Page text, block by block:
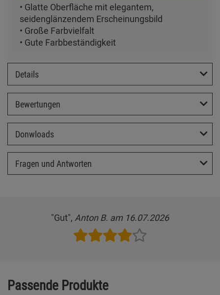
• Glatte Oberfläche mit elegantem,
seidenglänzendem Erscheinungsbild
• Große Farbvielfalt
• Gute Farbbeständigkeit
Details
Bewertungen
Donwloads
Fragen und Antworten
"Gut", Anton B. am 16.07.2026
Passende Produkte